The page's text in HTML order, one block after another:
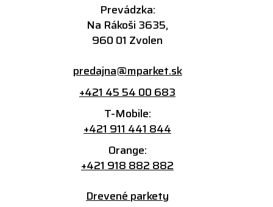
Prevádzka:
Na Rákoši 3635,
960 01 Zvolen
predajna@mparket.sk
+421 45 54 00 683
T-Mobile:
+421 911 441 844
Orange:
+421 918 882 882
Drevené parkety